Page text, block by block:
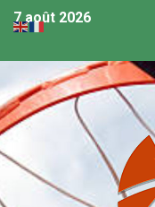
7 août 2026